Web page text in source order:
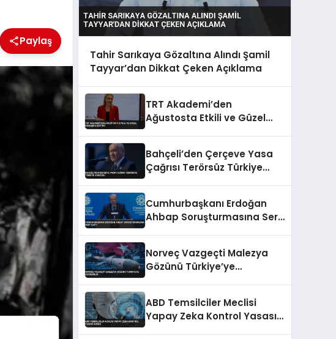
Paylaş
Tahir Sarıkaya Gözaltına Alındı Şamil
Tayyar’dan Dikkat Çeken Açıklama
TRT Akademi’den
Ağustosta Etkili ve Güzel
Bahçeli’den Çerçeve Yasa
Çağrısı Terörsüz Türkiye
Cumhurbaşkanı Erdoğan
Ahbap Soruşturmasına Sert
Norveç Vazgeçti Malezya
Gözünü Türkiye’ye
ABD Temsilciler Meclisi
Yapay Zeka Kontrol Yasası